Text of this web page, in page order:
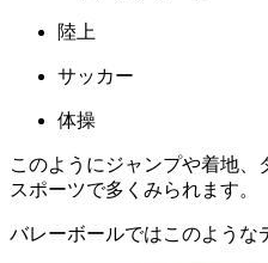
陸上
サッカー
体操
このようにジャンプや着地、
スポーツで多くみられます。
バレーボールではこのような